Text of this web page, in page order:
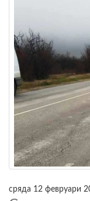
сряда 12 февруари